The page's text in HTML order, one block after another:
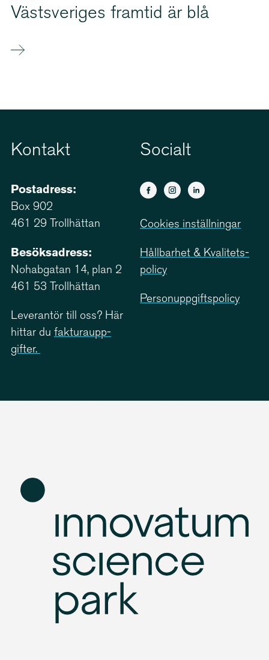
Västsveriges framtid är blå
Kontakt
Postadress:
Box 902
461 29 Trollhättan
Besöksadress:
Nohabgatan 14, plan 2
461 53 Trollhättan
Leverantör till oss? Här
hittar du faktu­ra­upp­
gifter.
Socialt
Cookies inställningar
Hållbarhet & Kvali­tets­
policy
Person­upp­giftspolicy